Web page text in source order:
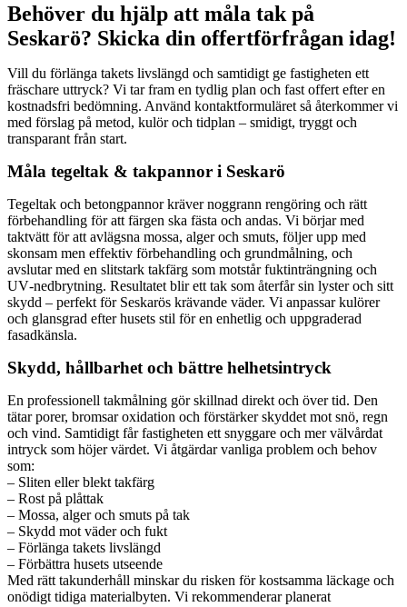
Behöver du hjälp att måla tak på
Seskarö? Skicka din offertförfrågan idag!
Vill du förlänga takets livslängd och samtidigt ge fastigheten ett
fräschare uttryck? Vi tar fram en tydlig plan och fast offert efter en
kostnadsfri bedömning. Använd kontaktformuläret så återkommer vi
med förslag på metod, kulör och tidplan – smidigt, tryggt och
transparant från start.
Måla tegeltak & takpannor i Seskarö
Tegeltak och betongpannor kräver noggrann rengöring och rätt
förbehandling för att färgen ska fästa och andas. Vi börjar med
taktvätt för att avlägsna mossa, alger och smuts, följer upp med
skonsam men effektiv förbehandling och grundmålning, och
avslutar med en slitstark takfärg som motstår fuktinträngning och
UV‑nedbrytning. Resultatet blir ett tak som återfår sin lyster och sitt
skydd – perfekt för Seskarös krävande väder. Vi anpassar kulörer
och glansgrad efter husets stil för en enhetlig och uppgraderad
fasadkänsla.
Skydd, hållbarhet och bättre helhetsintryck
En professionell takmålning gör skillnad direkt och över tid. Den
tätar porer, bromsar oxidation och förstärker skyddet mot snö, regn
och vind. Samtidigt får fastigheten ett snyggare och mer välvårdat
intryck som höjer värdet. Vi åtgärdar vanliga problem och behov
som:
– Sliten eller blekt takfärg
– Rost på plåttak
– Mossa, alger och smuts på tak
– Skydd mot väder och fukt
– Förlänga takets livslängd
– Förbättra husets utseende
Med rätt takunderhåll minskar du risken för kostsamma läckage och
onödigt tidiga materialbyten. Vi rekommenderar planerat